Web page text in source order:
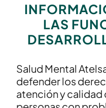
LAS
Salud Mental
defender los
atención y calidad